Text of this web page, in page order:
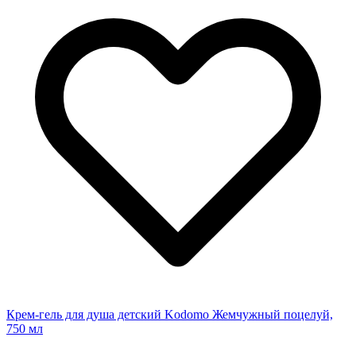
Крем-гель для душа детский Kodomo Жемчужный поцелуй,
750 мл